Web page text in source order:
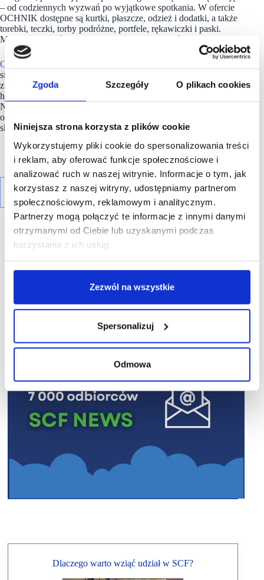
Zgoda Szczegóły O plikach cookies
Niniejsza strona korzysta z plików cookie
Wykorzystujemy pliki cookie do spersonalizowania treści
i reklam, aby oferować funkcje społecznościowe i
analizować ruch w naszej witrynie. Informacje o tym, jak
korzystasz z naszej witryny, udostępniamy partnerom
społecznościowym, reklamowym i analitycznym.
Partnerzy mogą połączyć te informacje z innymi danymi
otrzymanymi od Ciebie lub uzyskanymi podczas
korzystania z ich usług.
Zezwól na wszystkie
Spersonalizuj
Odmowa
– od codziennych wyzwań po wyjątkowe spotkania. W ofercie
OCHNIK dostępne są kurtki, płaszcze, odzież i dodatki, a także
torebki, teczki, torby podróżne, portfele, rękawiczki i paski.
Marka oferuje również walizki i akcesoria podróżne.
Ochnik
sieć ponad 130 salonów firmowych
zlokalizowanych w najbardziej prestiżowych centrach
handlowych w Polsce, Słowacji, Ukrainie i
Niemczech. Kolekcje dostępne w salonach stacjonarnych
oraz sklepie internetowym umożliwiają
skompletowanie damskiej i męskiej garderoby od stóp do głów.
Dlaczego warto wziąć udział w SCF?